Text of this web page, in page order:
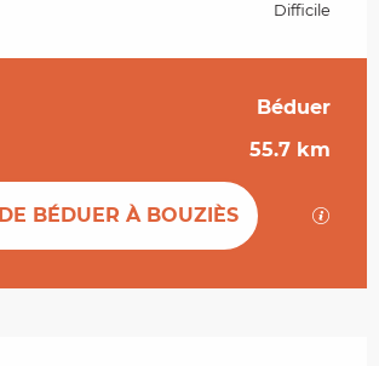
Difficile
pratiques Béduer
55.7 km
BÉDUER À BOUZIÈS